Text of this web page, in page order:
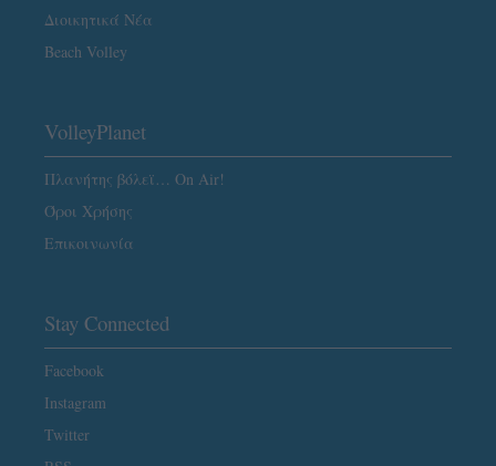
Διοικητικά Νέα
Beach Volley
VolleyPlanet
Πλανήτης βόλεϊ… On Air!
Όροι Χρήσης
Επικοινωνία
Stay Connected
Facebook
Instagram
Twitter